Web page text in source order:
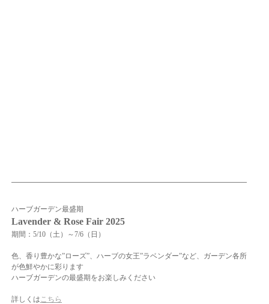
ハーブガーデン最盛期
Lavender & Rose Fair 2025
期間：5/10（土）～7/6（日）
色、香り豊かな”ローズ”、ハーブの女王”ラベンダー”など、ガーデン各所
が色鮮やかに彩ります
ハーブガーデンの最盛期をお楽しみください
詳しくはこちら